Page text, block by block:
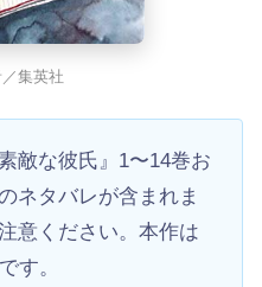
集英社
敵な彼氏』1〜14巻お
ネタバレが含まれま
意ください。本作は
す。